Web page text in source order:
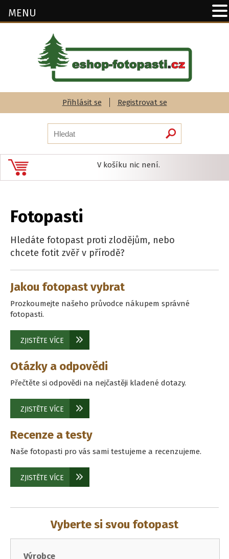
Přihlásit se Registrovat se
V košíku nic není.
Fotopasti
Hledáte fotopast proti zlodějům, nebo
chcete fotit zvěř v přírodě?
Jakou fotopast vybrat
Prozkoumejte našeho průvodce nákupem správné
fotopasti.
ZJISTĚTE VÍCE
Otázky a odpovědi
Přečtěte si odpovědi na nejčastěji kladené dotazy.
ZJISTĚTE VÍCE
Recenze a testy
Naše fotopasti pro vás sami testujeme a recenzujeme.
ZJISTĚTE VÍCE
Vyberte si svou fotopast
Výrobce
MENU